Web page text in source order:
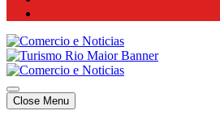
Comercio e Noticias
Notícias e Publicidade Online
Comercio e Noticias
Notícias e Publicidade Online
Close Menu